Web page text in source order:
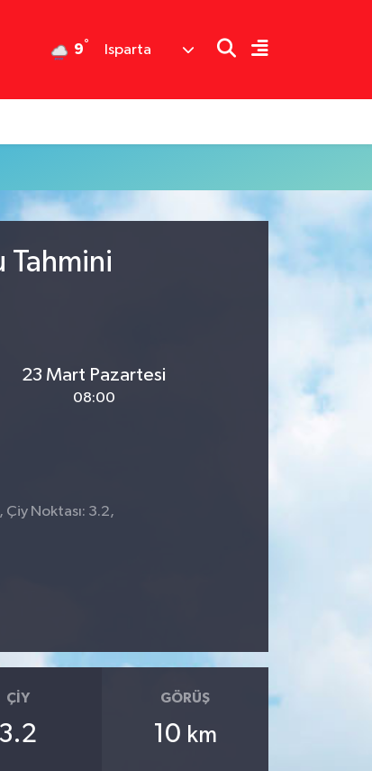
9° Isparta
Tahmini
23 Mart Pazartesi
08:00
Çiy Noktası: 3.2,
ÇIY
3.2
GÖRÜŞ
10 km